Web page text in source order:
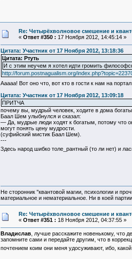
Re: Четырёхволновое смешение и
« Ответ #350 : 17 Ноября 2012, 14:45:14 »
Цитата: Участник от 17 Ноября 2012, 13:18:36
Цитата: Ртуть
И с этим неучем я хотел идти громить
http://forum.postnagualism.org/
Ааааа! Вот оно что, вот кто в гости к нам на
Цитата: Участник от 17 Ноября 2012, 13:09:18
ПРИТЧА
почему вы, мудрый человек, ходите в дома
Баал Шем улыбнулся и сказал:
— Да, мудрые люди ходят к богатым, потому что
могут понять цену мудрости.
(суфийский мистик Баал Шем).
---
Здесь народ шибко толе_рантный (то ли нет) и
Не сторонник "квантовой магии, психологии и
материальное и нематериальное. Ни в коей
Re: Четырёхволновое смешение и
« Ответ #351 : 18 Ноября 2012, 04:37:55 »
Владислав, лучше расскажите новенькому, что
запомните сами и передайте другим, что в
почтением коим они меня удосуживают, ибо,